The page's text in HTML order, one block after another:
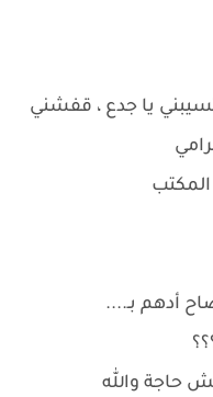
تسيبني يا جدع ، قفشني
أدهم بـ....
حاجة والله